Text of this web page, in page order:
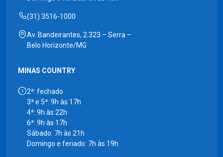
(31) 3516-1000
Av. Bandeirantes, 2.323 – Serra –
Belo Horizonte/MG
MINAS COUNTRY
2ª: fechado
3ª e 5ª: 9h às 17h
4ª: 9h às 22h
6ª: 9h às 17h
Sábado: 7h às 21h
Domingo e feriado: 7h às 19h